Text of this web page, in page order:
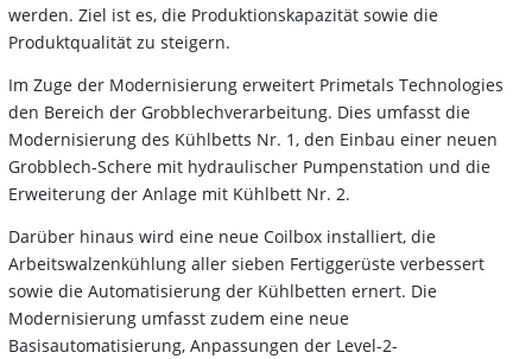
werden. Ziel ist es, die Produktionskapazität sowie die
Produktqualität zu steigern.
Im Zuge der Modernisierung erweitert Primetals Technologies
den Bereich der Grobblechverarbeitung. Dies umfasst die
Modernisierung des Kühlbetts Nr. 1, den Einbau einer neuen
Grobblech-Schere mit hydraulischer Pumpenstation und die
Erweiterung der Anlage mit Kühlbett Nr. 2.
Darüber hinaus wird eine neue Coilbox installiert, die
Arbeitswalzenkühlung aller sieben Fertiggerüste verbessert
sowie die Automatisierung der Kühlbetten ernert. Die
Modernisierung umfasst zudem eine neue
Basisautomatisierung, Anpassungen der Level-2-